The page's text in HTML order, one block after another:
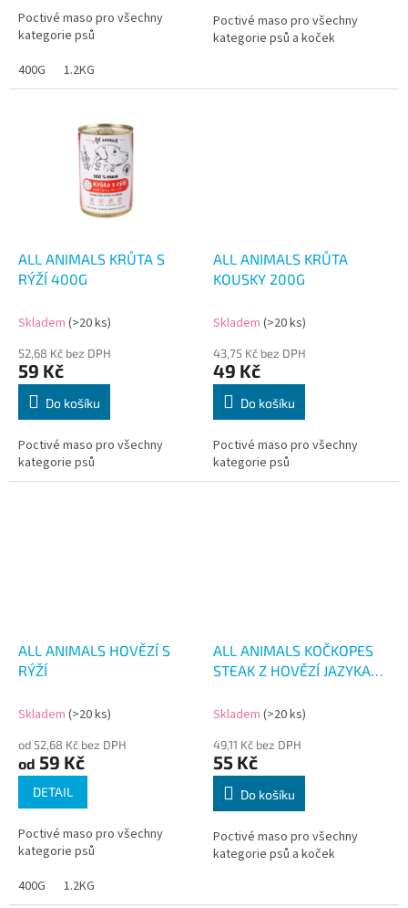
Poctivé maso pro všechny
kategorie psů
400G
1.2KG
Poctivé maso pro všechny
kategorie psů a koček
ALL ANIMALS KRŮTA S
RÝŽÍ 400G
Skladem (>20 ks)
52,68 Kč bez DPH
59 Kč
Do košíku
Poctivé maso pro všechny
kategorie psů
ALL ANIMALS KRŮTA
KOUSKY 200G
Skladem (>20 ks)
43,75 Kč bez DPH
49 Kč
Do košíku
Poctivé maso pro všechny
kategorie psů
ALL ANIMALS HOVĚZÍ S
RÝŽÍ
Skladem (>20 ks)
od 52,68 Kč bez DPH
od 59 Kč
DETAIL
Poctivé maso pro všechny
kategorie psů
400G
1.2KG
ALL ANIMALS KOČKOPES
STEAK Z HOVĚZÍ JAZYKA
Skladem (>20 ks)
49,11 Kč bez DPH
55 Kč
Do košíku
Poctivé maso pro všechny
kategorie psů a koček